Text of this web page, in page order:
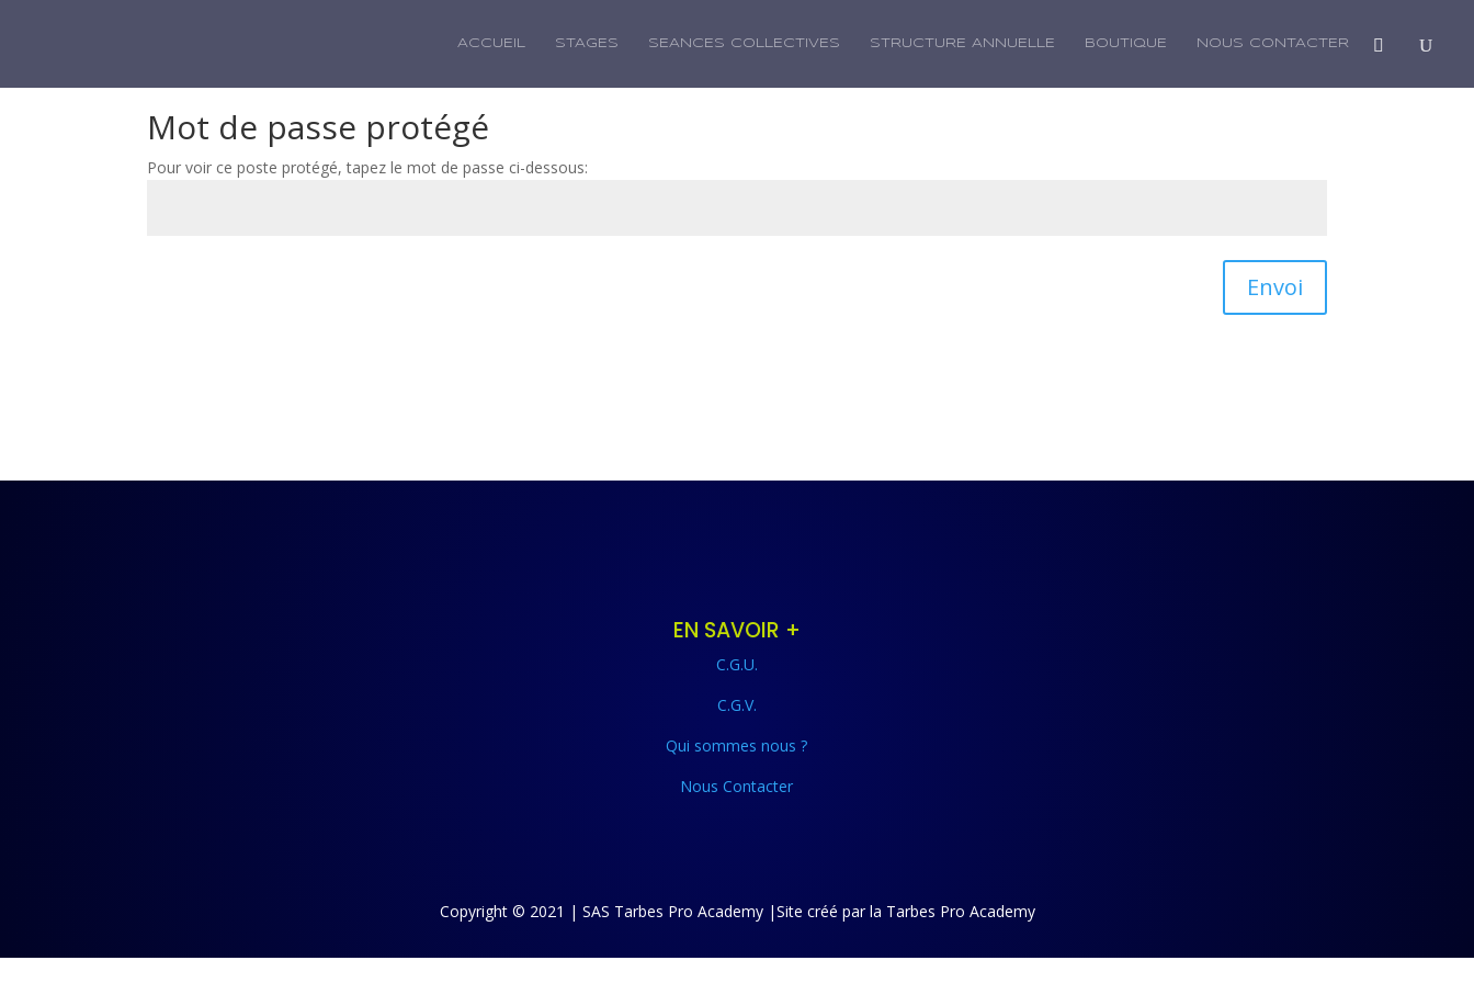
ACCUEIL STAGES SEANCES COLLECTIVES STRUCTURE ANNUELLE BOUTIQUE NOUS CONTACTER
Mot de passe protégé
Pour voir ce poste protégé, tapez le mot de passe ci-dessous:
Envoi
EN SAVOIR +
C.G.U.
C.G.V.
Qui sommes nous ?
Nous Contacter
Copyright © 2021 | SAS Tarbes Pro Academy |Site créé par la Tarbes Pro Academy